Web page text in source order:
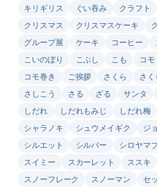
キリギリス ぐい吞み クラフト
クリスマス
クリスマスケーキ
グループ展
ケーキ コーヒー
こいのぼり
こぶし こも コモ
コモ巻き
ご挨拶 さくら さ
さしこう
さる ざる サンタ
しだれ
しだれもみじ しだれ梅
シャラノキ
シュウメイギク ジ
シルエット
シルバー シロヤマ
スイミー
スカーレット ススキ
スノーフレーク
スノーマン セ